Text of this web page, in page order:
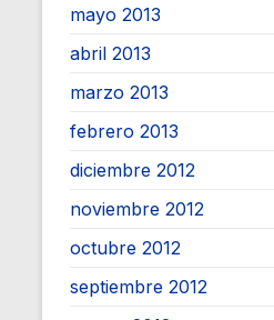
mayo 2013
abril 2013
marzo 2013
febrero 2013
diciembre 2012
noviembre 2012
octubre 2012
septiembre 2012